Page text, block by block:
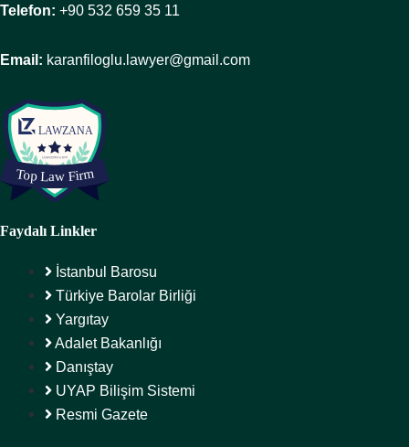
Telefon: +90 532 659 35 11
Email: karanfiloglu.lawyer@gmail.com
Faydalı Linkler
İstanbul Barosu
Türkiye Barolar Birliği
Yargıtay
Adalet Bakanlığı
Danıştay
UYAP Bilişim Sistemi
Resmi Gazete